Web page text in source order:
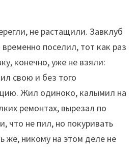
не растащили. Завклуб
поселил, тот как раз
конечно, уже не взяли:
свою и без того
Жил одиноко, калымил на
ремонтах, вырезал по
что не пил, но покуривать
же, никому на этом деле не